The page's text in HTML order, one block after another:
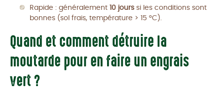
Rapide : généralement 10 jours si les conditions sont
bonnes (sol frais, température > 15 °C).
Quand et comment détruire la
moutarde pour en faire un engrais
vert ?